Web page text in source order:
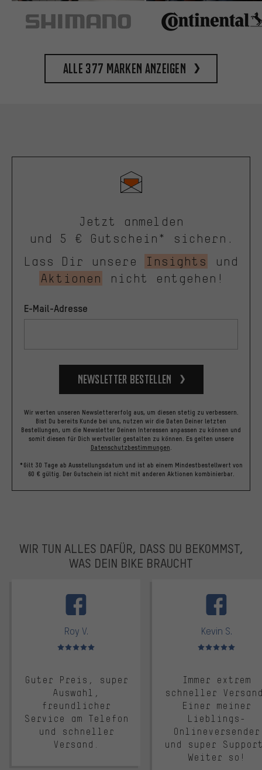
Alle 377 Marken anzeigen
Jetzt anmelden
und 5 € Gutschein* sichern.
Lass Dir unsere
Insights
und
Aktionen
nicht entgehen!
E-Mail-Adresse
Newsletter bestellen
Wir werten unseren Newslettererfolg aus, um diesen stetig zu verbessern.
Bist Du bereits Kunde bei uns, nutzen wir die Daten Deiner letzten
Bestellungen, um die Newsletter Deinen Interessen anpassen zu können und
somit diesen für Dich wertvoller gestalten zu können. Es gelten unsere
Datenschutzbestimmungen.
*Gilt 30 Tage ab Ausstellungsdatum und ist ab einem Mindestbestellwert von
60 € gültig. Der Gutschein ist nicht mit anderen Aktionen kombinierbar.
WIR TUN ALLES DAFÜR, DASS DU BEKOMMST,
WAS DEIN BIKE BRAUCHT
Roy V.
Bewertungen: 5 von 5
Guter Preis, super
Auswahl,
freundlicher
Service am Telefon
und schneller
Versand.
Kevin S.
Bewertungen: 5 von 5
Immer extrem
schneller
Einer meiner
Lieblings-
Onlineversender
und super
Weiter so!